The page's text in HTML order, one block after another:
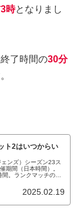
時となりまし
了時間の30分
ト2はいつからい
ンズ）シーズン23ス
期間（日本時間）。
。ランクマッチの終
2025.02.19